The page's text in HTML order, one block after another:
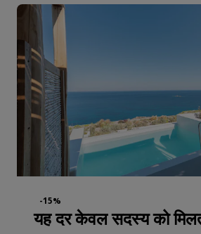
-15%
यह दर केवल सदस्य को